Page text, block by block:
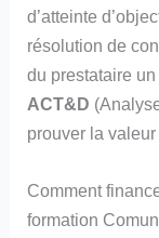
d’atteinte
résolution de
du prestataire
ACT&D
prouver la
Comment
formation